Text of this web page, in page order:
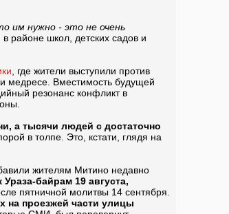
им нужно - это не очень
районе школ, детских садов и
, где жители выступили против
медресе. Вместимость будущей
резонанс конфликт в
а тысячи людей с достаточно
в толпе. Это, кстати, глядя на
жителям Митино недавно
байрам 19 августа,
пятничной молитвы 14 сентября.
на проезжей части улицы